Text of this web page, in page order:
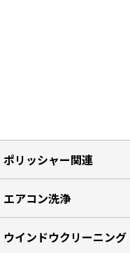
ポリッシャー関連
エアコン洗浄
ウインドウクリーニング